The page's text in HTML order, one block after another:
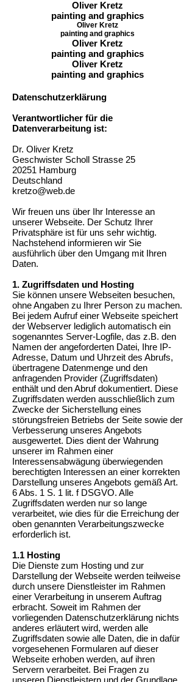
Oliver Kretz
painting and graphics
Oliver Kretz
painting and graphics
Oliver Kretz
painting and graphics
Oliver Kretz
painting and graphics
Datenschutzerklärung
Verantwortlicher für die
Datenverarbeitung ist:
Dr. Oliver Kretz
Geschwister Scholl Strasse 25
20251 Hamburg
Deutschland
kretzo@web.de
Wir freuen uns über Ihr Interesse an
unserer Webseite. Der Schutz Ihrer
Privatsphäre ist für uns sehr wichtig.
Nachstehend informieren wir Sie
ausführlich über den Umgang mit Ihren
Daten.
1. Zugriffsdaten und Hosting
Sie können unsere Webseiten besuchen,
ohne Angaben zu Ihrer Person zu machen.
Bei jedem Aufruf einer Webseite speichert
der Webserver lediglich automatisch ein
sogenanntes Server-Logfile, das z.B. den
Namen der angeforderten Datei, Ihre IP-
Adresse, Datum und Uhrzeit des Abrufs,
übertragene Datenmenge und den
anfragenden Provider (Zugriffsdaten)
enthält und den Abruf dokumentiert. Diese
Zugriffsdaten werden ausschließlich zum
Zwecke der Sicherstellung eines
störungsfreien Betriebs der Seite sowie der
Verbesserung unseres Angebots
ausgewertet. Dies dient der Wahrung
unserer im Rahmen einer
Interessensabwägung überwiegenden
berechtigten Interessen an einer korrekten
Darstellung unseres Angebots gemäß Art.
6 Abs. 1 S. 1 lit. f DSGVO. Alle
Zugriffsdaten werden nur so lange
verarbeitet, wie dies für die Erreichung der
oben genannten Verarbeitungszwecke
erforderlich ist.
1.1 Hosting
Die Dienste zum Hosting und zur
Darstellung der Webseite werden teilweise
durch unsere Dienstleister im Rahmen
einer Verarbeitung in unserem Auftrag
erbracht. Soweit im Rahmen der
vorliegenden Datenschutzerklärung nichts
anderes erläutert wird, werden alle
Zugriffsdaten sowie alle Daten, die in dafür
vorgesehenen Formularen auf dieser
Webseite erhoben werden, auf ihren
Servern verarbeitet. Bei Fragen zu
unseren Dienstleistern und der Grundlage